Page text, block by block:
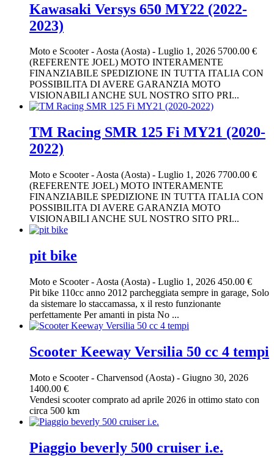
Kawasaki Versys 650 MY22 (2022-
2023)
Moto e Scooter-Aosta (Aosta) - Luglio 1, 2026 5700.00 €
(REFERENTE JOEL) MOTO INTERAMENTE
FINANZIABILE SPEDIZIONE IN TUTTA ITALIA CON
POSSIBILITA DI AVERE GARANZIA MOTO
VISIONABILI ANCHE SUL NOSTRO SITO PRI...
TM Racing SMR 125 Fi MY21 (2020-
2022)
Moto e Scooter- Aosta (Aosta) - Luglio 1, 2026 7700.00 €
(REFERENTE JOEL) MOTO INTERAMENTE
FINANZIABILE SPEDIZIONE IN TUTTA ITALIA CON
POSSIBILITA DI AVERE GARANZIA MOTO
VISIONABILI ANCHE SUL NOSTRO SITO PRI...
pit bike
Moto e Scooter- Aosta (Aosta) - Luglio 1, 2026 450.00 €
Pit bike 110cc anno 2012 parcheggiata sempre in garage, Solo
da sistemare lo staccamassa, x il resto funzionante
perfettamente Per amanti in pista No ...
Scooter Keeway Versilia 50 cc 4 tempi
Moto e Scooter- Charvensod (Aosta) - Giugno 30, 2026
1400.00 €
Vendesi scooter comprato ad aprile 2026 in ottimo stato con
circa 500 km
Piaggio beverly 500 cruiser i.e.